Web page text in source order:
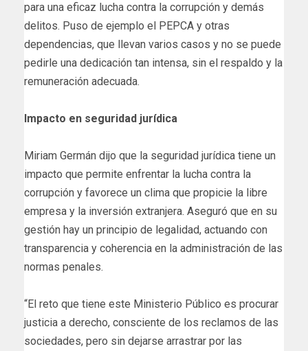
para una eficaz lucha contra la corrupción y demás
delitos. Puso de ejemplo el PEPCA y otras
dependencias, que llevan varios casos y no se puede
pedirle una dedicación tan intensa, sin el respaldo y la
remuneración adecuada.
Impacto en seguridad jurídica
Miriam Germán dijo que la seguridad jurídica tiene un
impacto que permite enfrentar la lucha contra la
corrupción y favorece un clima que propicie la libre
empresa y la inversión extranjera. Aseguró que en su
gestión hay un principio de legalidad, actuando con
transparencia y coherencia en la administración de las
normas penales.
“El reto que tiene este Ministerio Público es procurar
justicia a derecho, consciente de los reclamos de las
sociedades, pero sin dejarse arrastrar por las